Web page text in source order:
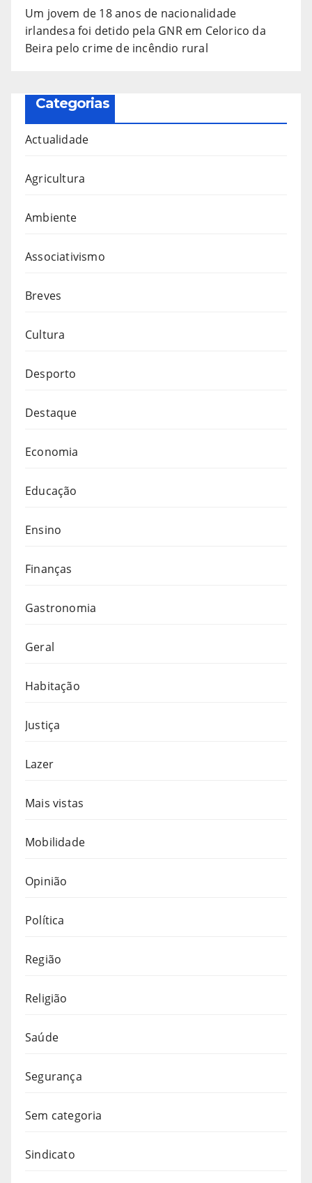
Um jovem de 18 anos de nacionalidade
irlandesa foi detido pela GNR em Celorico da
Beira pelo crime de incêndio rural
Categorias
Actualidade
Agricultura
Ambiente
Associativismo
Breves
Cultura
Desporto
Destaque
Economia
Educação
Ensino
Finanças
Gastronomia
Geral
Habitação
Justiça
Lazer
Mais vistas
Mobilidade
Opinião
Política
Região
Religião
Saúde
Segurança
Sem categoria
Sindicato